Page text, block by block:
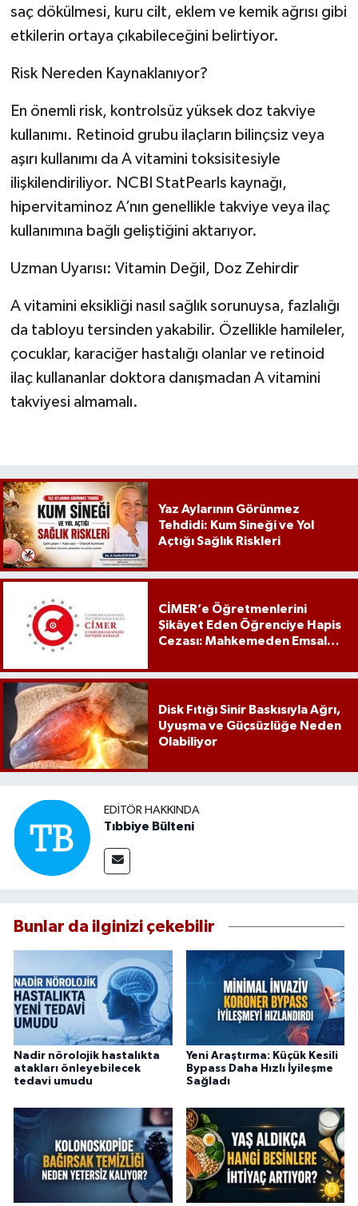
saç dökülmesi, kuru cilt, eklem ve kemik ağrısı gibi
etkilerin ortaya çıkabileceğini belirtiyor.
Risk Nereden Kaynaklanıyor?
En önemli risk, kontrolsüz yüksek doz takviye
kullanımı. Retinoid grubu ilaçların bilinçsiz veya
aşırı kullanımı da A vitamini toksisitesiyle
ilişkilendiriliyor. NCBI StatPearls kaynağı,
hipervitaminoz A’nın genellikle takviye veya ilaç
kullanımına bağlı geliştiğini aktarıyor.
Uzman Uyarısı: Vitamin Değil, Doz Zehirdir
A vitamini eksikliği nasıl sağlık sorunuysa, fazlalığı
da tabloyu tersinden yakabilir. Özellikle hamileler,
çocuklar, karaciğer hastalığı olanlar ve retinoid
ilaç kullananlar doktora danışmadan A vitamini
takviyesi almamalı.
Yaz Aylarının Görünmez
Tehdidi: Kum Sineği ve Yol
Açtığı Sağlık Riskleri
CİMER’e Öğretmenlerini
Şikâyet Eden Öğrenciye Hapis
Cezası: Mahkemeden Emsal
Disk Fıtığı Sinir Baskısıyla Ağrı,
Uyuşma ve Güçsüzlüğe Neden
Olabiliyor
EDITÖR HAKKINDA
Tıbbiye Bülteni
Bunlar da ilginizi çekebilir
Nadir nörolojik hastalıkta
atakları önleyebilecek
tedavi umudu
Yeni Araştırma: Küçük Kesili
Bypass Daha Hızlı İyileşme
Sağladı